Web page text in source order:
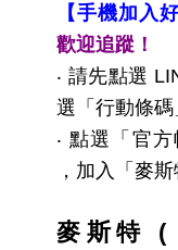
【手機加入
歡迎追蹤！
‧ 請先點選
選「行動條
‧ 點選「官
，加入「麥
麥斯特 (